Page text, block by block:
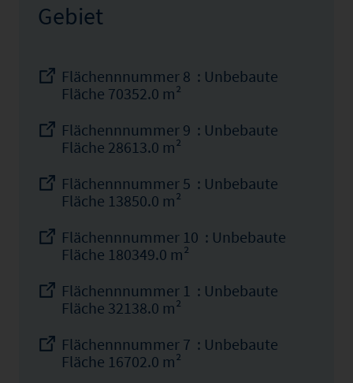
Gebiet
Flächennnummer 8 : Unbebaute
Fläche 70352.0 m²
Flächennnummer 9 : Unbebaute
Fläche 28613.0 m²
Flächennnummer 5 : Unbebaute
Fläche 13850.0 m²
Flächennnummer 10 : Unbebaute
Fläche 180349.0 m²
Flächennnummer 1 : Unbebaute
Fläche 32138.0 m²
Flächennnummer 7 : Unbebaute
Fläche 16702.0 m²